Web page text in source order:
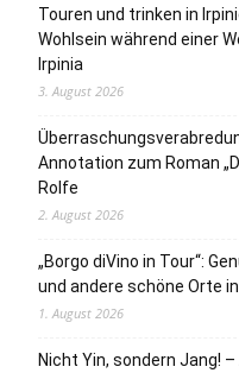
Touren und trinken in
Wohlsein während einer
Irpinia
3. August 2026
Annotation zum Roman
Rolfe
2. August 2026
„Borgo diVino in Tour“:
und andere schöne Orte
1. August 2026
Nicht Yin, sondern Jang!